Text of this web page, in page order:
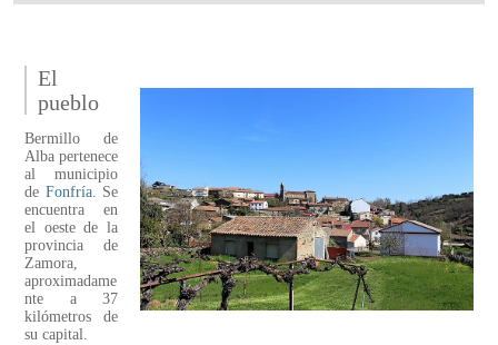
El
pueblo
Bermillo de
Alba pertenece
al municipio
de Fonfría. Se
encuentra en
el oeste de la
provincia de
Zamora,
aproximadame
nte a 37
kilómetros de
su capital.